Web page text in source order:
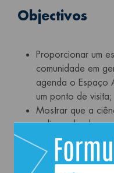
Objectivos
Proporcionar um
comunidade em
agenda o Espaço
um ponto de visita;
Mostrar que a
a dia podendo
forma simples e
Interagir com os
oferendo às